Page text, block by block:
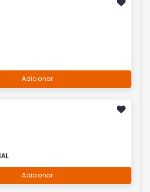
Adicionar
Adicionar